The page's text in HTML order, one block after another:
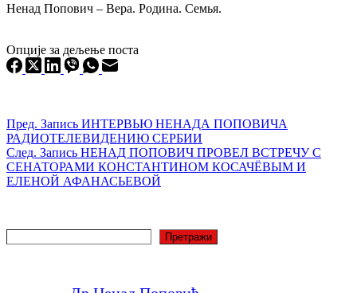
Ненад Попович – Вера. Родина. Семья.
Опције за дељење поста
Пред. Запись ИНТЕРВЬЮ НЕНАДА ПОПОВИЧА
РАДИОТЕЛЕВИДЕНИЮ СЕРБИИ
След. Запись НЕНАД ПОПОВИЧ ПРОВЕЛ ВСТРЕЧУ С
СЕНАТОРАМИ КОНСТАНТИНОМ КОСАЧЁВЫМ И
ЕЛЕНОЙ АФАНАСЬЕВОЙ
Претражи